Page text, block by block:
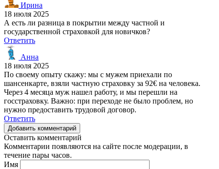
Ирина
18 июля 2025
А есть ли разница в покрытии между частной и
государственной страховкой для новичков?
Ответить
Анна
18 июля 2025
По своему опыту скажу: мы с мужем приехали по
шансенкарте, взяли частную страховку за 92€ на человека.
Через 4 месяца муж нашел работу, и мы перешли на
госстраховку. Важно: при переходе не было проблем, но
нужно предоставить трудовой договор.
Ответить
Добавить комментарий
Оставить комментарий
Комментарии появляются на сайте после модерации, в
течение пары часов.
Имя